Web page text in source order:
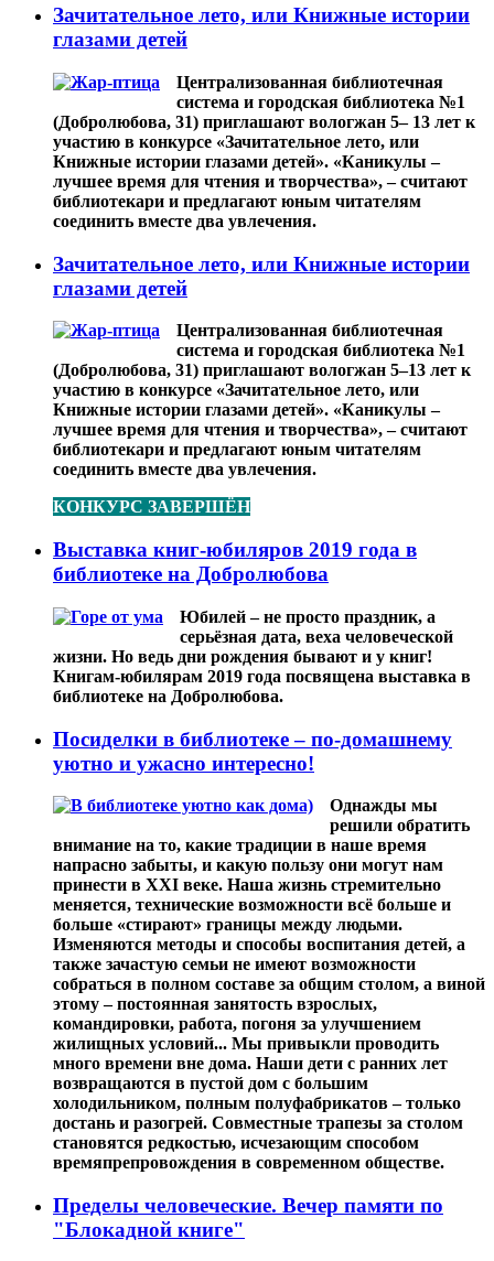
Зачитательное лето, или Книжные истории
глазами детей
Централизованная библиотечная
система и городская библиотека №1
(Добролюбова, 31) приглашают вологжан 5– 13 лет к
участию в конкурсе «Зачитательное лето, или
Книжные истории глазами детей». «Каникулы –
лучшее время для чтения и творчества», – считают
библиотекари и предлагают юным читателям
соединить вместе два увлечения.
Зачитательное лето, или Книжные истории
глазами детей
Централизованная библиотечная
система и городская библиотека №1
(Добролюбова, 31) приглашают вологжан 5–13 лет к
участию в конкурсе «Зачитательное лето, или
Книжные истории глазами детей». «Каникулы –
лучшее время для чтения и творчества», – считают
библиотекари и предлагают юным читателям
соединить вместе два увлечения.
КОНКУРС ЗАВЕРШЁН
Выставка книг-юбиляров 2019 года в
библиотеке на Добролюбова
Юбилей – не просто праздник, а
серьёзная дата, веха человеческой
жизни. Но ведь дни рождения бывают и у книг!
Книгам-юбилярам 2019 года посвящена выставка в
библиотеке на Добролюбова.
Посиделки в библиотеке – по-домашнему
уютно и ужасно интересно!
Однажды мы
решили обратить
внимание на то, какие традиции в наше время
напрасно забыты, и какую пользу они могут нам
принести в XXI веке. Наша жизнь стремительно
меняется, технические возможности всё больше и
больше «стирают» границы между людьми.
Изменяются методы и способы воспитания детей, а
также зачастую семьи не имеют возможности
собраться в полном составе за общим столом, а виной
этому – постоянная занятость взрослых,
командировки, работа, погоня за улучшением
жилищных условий... Мы привыкли проводить
много времени вне дома. Наши дети с ранних лет
возвращаются в пустой дом с большим
холодильником, полным полуфабрикатов – только
достань и разогрей. Совместные трапезы за столом
становятся редкостью, исчезающим способом
времяпрепровождения в современном обществе.
Пределы человеческие. Вечер памяти по
"Блокадной книге"